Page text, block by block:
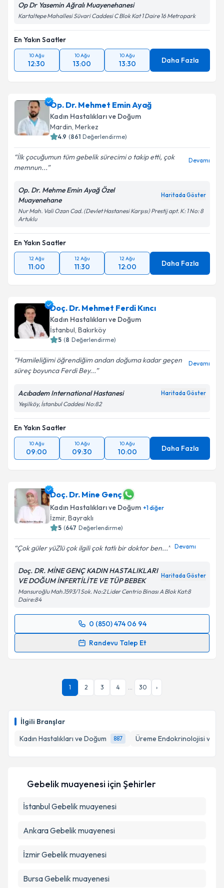
İlgili Branşlar
Kadın Hastalıkları ve Doğum
887 Üreme Endokrinolojisi ve
Op Dr Yasemin Ağralı Muayenehanesi
Kartaltepe Mahallesi Süvari Caddesi C Blok Kat 1 Daire 16 Metropark
En Yakın Saatler
10 Ağu
12:30
10 Ağu
13:00
10 Ağu
13:30 Daha Fazla
Op. Dr. Mehmet Emin Ayağ
Kadın Hastalıkları ve Doğum
Mardin, Merkez
4.9 (861 Değerlendirme)
İlk çocuğumun tüm gebelik sürecimi o takip etti, çok
memnun...
Devamı
Op. Dr. Mehme Emin Ayağ Özel
Muayenehane
Haritada Göster
Nur Mah. Vali Ozan Cad. (Devlet Hastanesi Karşısı) Prestij apt. K: 1 No: 8
Artuklu
En Yakın Saatler
12 Ağu
11:00
12 Ağu
11:30
12 Ağu
12:00 Daha Fazla
Doç. Dr. Mehmet Ferdi Kıncı
Kadın Hastalıkları ve Doğum
İstanbul, Bakırköy
5 (8 Değerlendirme)
Hamileliğimi öğrendiğim andan doğuma kadar geçen
süreç boyunca Ferdi Bey...
Devamı
Acıbadem International Hastanesi Haritada Göster
Yeşilköy, İstanbul Caddesi No:82
En Yakın Saatler
10 Ağu
09:00
10 Ağu
09:30
10 Ağu
10:00 Daha Fazla
Doç. Dr. Mine Genç
Kadın Hastalıkları ve Doğum +1diğer
İzmir, Bayraklı
5 (647 Değerlendirme)
Çok güler yüZlü çok ilgili çok tatlı bir doktor ben... Devamı
Doç. DR. MİNE GENÇ KADIN HASTALIKLARI
VE DOĞUM İNFERTİLİTE VE TÜP BEBEK
Haritada Göster
Mansuroğlu Mah.1593/1 Sok. No:2 Lider Centrio Binası A Blok Kat:8
Daire:84
0 (850) 474 06 94
Randevu Talep Et
Randevu Takvimi Talebi
takvim hazırlandığında e-posta ile bilgilendireceğiz.
Takvim Talebini Gönder
1 2 3 4 ... 30 ›
Gebelik muayenesi için Şehirler
İstanbulGebelik muayenesi
AnkaraGebelik muayenesi
İzmirGebelik muayenesi
BursaGebelik muayenesi